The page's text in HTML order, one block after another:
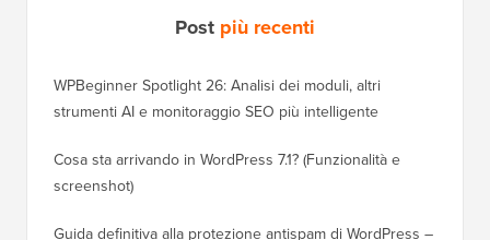
Post più recenti
WPBeginner Spotlight 26: Analisi dei moduli, altri
strumenti AI e monitoraggio SEO più intelligente
Cosa sta arrivando in WordPress 7.1? (Funzionalità e
screenshot)
Guida definitiva alla protezione antispam di WordPress –